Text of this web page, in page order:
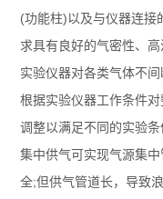
(功能柱)以及与仪器连接
求具有良好的气密性、
实验仪器对各类气体不
根据实验仪器工作条件
调整以满足不同的实验条
集中供气可实现气源集
全;但供气管道长，导致